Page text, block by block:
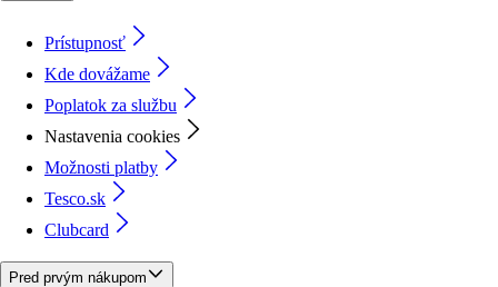
Prístupnosť
Kde dovážame
Poplatok za službu
Nastavenia cookies
Možnosti platby
Tesco.sk
Clubcard
Pred prvým nákupom